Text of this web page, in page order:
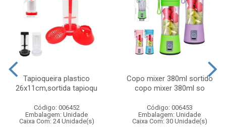
Tapioqueira plastico
26x11cm,sortida tapioqu
Código: 006452
Embalagem: Unidade
Caixa Com: 24 Unidade(s)
Copo mixer 380ml sortido
copo mixer 380ml so
Código: 006453
Embalagem: Unidade
Caixa Com: 30 Unidade(s)